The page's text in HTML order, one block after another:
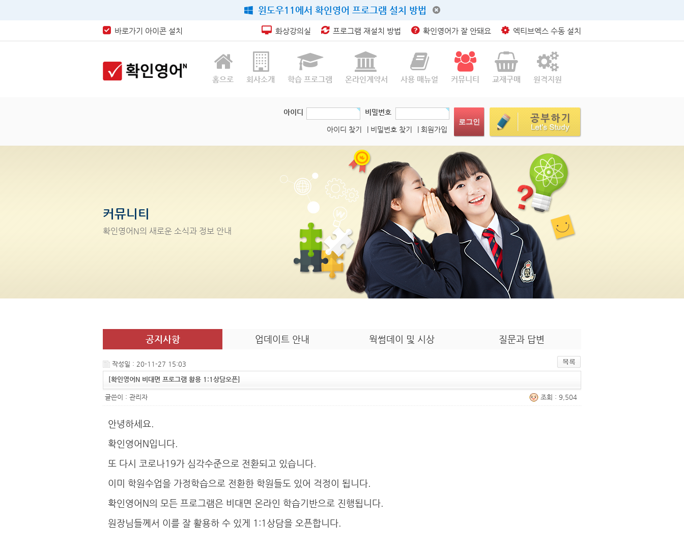
윈도우11에서 확인영어 프로그램 설치 방법
바로가기 아이콘 설치 화상강의실 프로그램 재설치 방법 확인영어가 잘 안돼요 엑티브엑스 수동 설치
홈으로 회사소개 학습 프로그램 온라인계약서 사용 매뉴얼 커뮤니티 교재구매 원격지원
아이디 비밀번호
아이디 찾기 | 비밀번호 찾기 | 회원가입
커뮤니티
확인영어 N의 새로운 소식과 정보 안내
공지사항 업데이트 안내 웍썸데이 및 시상 질문과 답변
작성일 : 20-11-27 15:03
[확인영어N 비대면 프로그램 활용 1:1상담오픈]
글쓴이 : 관리자 조회 : 9,504
안녕하세요.
확인영어N입니다.
또 다시 코로나19가 심각수준으로 전환되고 있습니다.
이미 학원수업을 가정학습으로 전환한 학원들도 있어 걱정이 됩니다.
확인영어N의 모든 프로그램은 비대면 온라인 학습기반으로 진행됩니다.
원장님들께서 이를 잘 활용하 수 있게 1:1상담을 오픈합니다.